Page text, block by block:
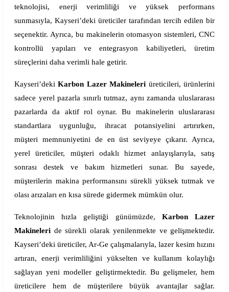
teknolojisi, enerji verimliliği ve yüksek performans
sunmasıyla, Kayseri’deki üreticiler tarafından tercih edilen bir
seçenektir. Ayrıca, bu makinelerin otomasyon sistemleri, CNC
kontrollü yapıları ve entegrasyon kabiliyetleri, üretim
süreçlerini daha verimli hale getirir.
Kayseri’dekiKarbon Lazer Makineleri üreticileri, ürünlerini
sadece yerel pazarla sınırlı tutmaz, aynı zamanda uluslararası
pazarlarda da aktif rol oynar. Bu makinelerin uluslararası
standartlara uygunluğu, ihracat potansiyelini artırırken,
müşteri memnuniyetini de en üst seviyeye çıkarır. Ayrıca,
yerel üreticiler, müşteri odaklı hizmet anlayışlarıyla, satış
sonrası destek ve bakım hizmetleri sunar. Bu sayede,
müşterilerin makina performansını sürekli yüksek tutmak ve
olası arızaları en kısa sürede gidermek mümkün olur.
Teknolojinin hızla geliştiği günümüzde, Karbon Lazer
Makineleri de sürekli olarak yenilenmekte ve gelişmektedir.
Kayseri’deki üreticiler, Ar-Ge çalışmalarıyla, lazer kesim hızını
artıran, enerji verimliliğini yükselten ve kullanım kolaylığı
sağlayan yeni modeller geliştirmektedir. Bu gelişmeler, hem
üreticilere hem de müşterilere büyük avantajlar sağlar.